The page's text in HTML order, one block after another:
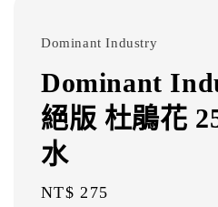
Dominant Industry
Dominant
絕版 杜鵑花
水
Regular
NT$ 275